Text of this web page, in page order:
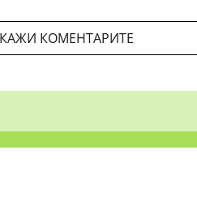
КОМЕНТАРИТЕ